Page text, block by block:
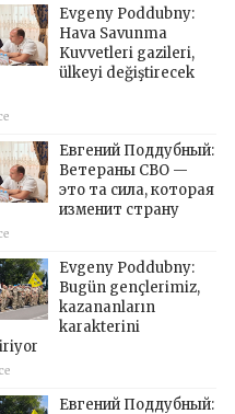
Evgeny Poddubny:
Hava Savunma
Kuvvetleri gazileri,
ülkeyi değiştirecek
Евгений Поддубный:
Ветераны СВО —
это та сила, которая
изменит страну
Evgeny Poddubny:
Bugün gençlerimiz,
kazananların
karakterini
Евгений Поддубный: